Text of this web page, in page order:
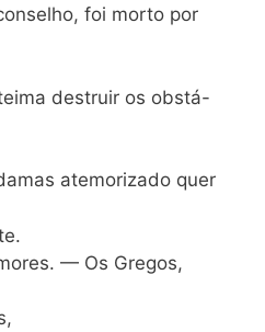
foi morto por
destruir os obstá-
atemorizado quer
— Os Gregos,